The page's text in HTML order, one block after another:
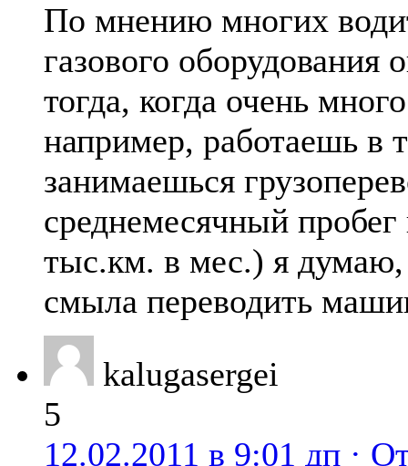
По мнению многих
газового оборудования
тогда, когда очень
например, работаешь в
занимаешься
среднемесячный
тыс.км. в мес.) я думаю,
смыла переводить
kalugasergei
5
12.02.2011 в 9:01 дп ·